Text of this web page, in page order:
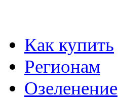
Как купить
Регионам
Озеленение